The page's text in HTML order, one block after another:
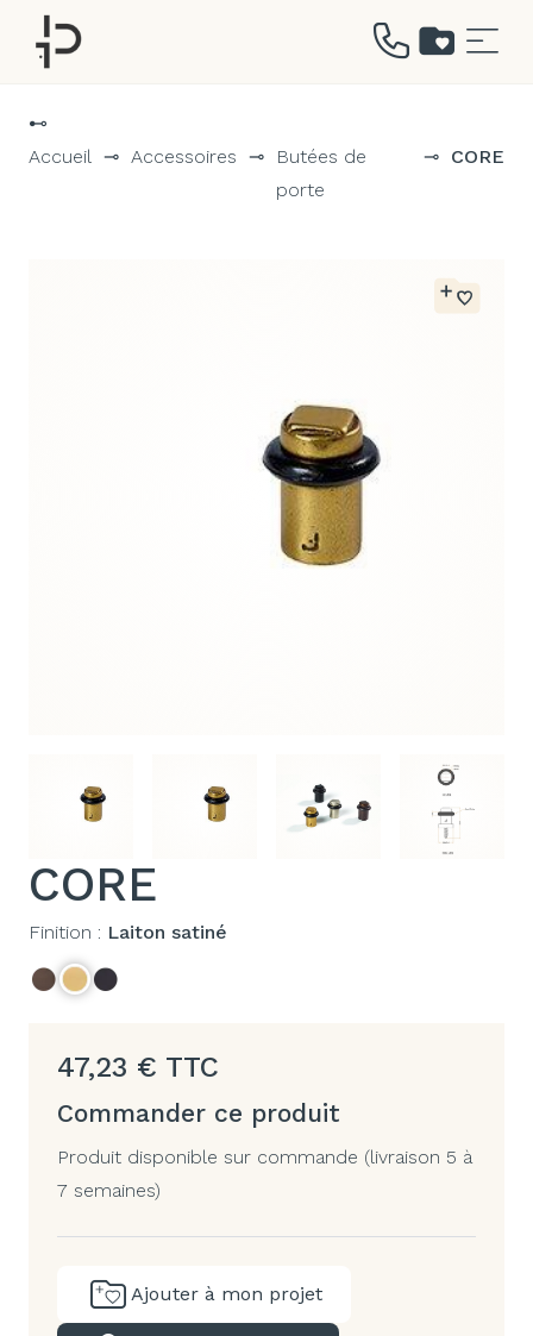
⊷
Accueil ⊸ Accessoires ⊸
Butées de
porte
⊸ CORE
CORE
Finition : Laiton satiné
47,23 € TTC
Commander ce produit
Produit disponible sur commande (livraison 5 à
7 semaines)
Ajouter à mon projet